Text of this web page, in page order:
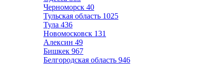
Черноморск 40
Тульская область 1025
Тула 436
Новомосковск 131
Алексин 49
Бишкек 967
Белгородская область 946